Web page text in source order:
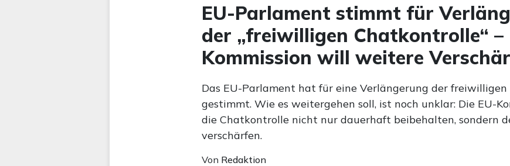
EU-Parlament stimmt für
der „freiwilligen Chatkontrolle“ –
Kommission will weitere
Das EU-Parlament hat für eine Verlängerung der
gestimmt. Wie es weitergehen soll, ist noch unklar: Die EU-
die Chatkontrolle nicht nur dauerhaft beibehalten, sondern
verschärfen.
Von Redaktion